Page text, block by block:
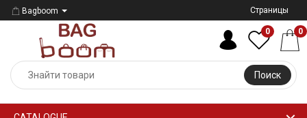
Bagboom Страницы
Поиск
0 0